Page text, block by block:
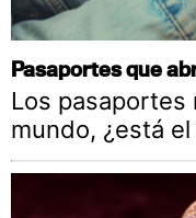
Pasaportes que
Los pasaportes
mundo, ¿está